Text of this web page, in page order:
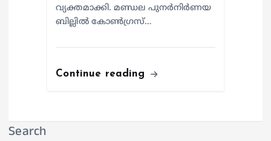
വ്യക്തമാക്കി. മണ്ഡല പുനർനിർണയ
ബില്ലിൽ കോൺഗ്രസ്…
Continue reading
Search